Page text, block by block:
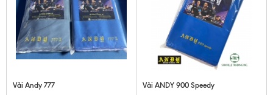
Vải Andy 777 Vải ANDY 900 Speedy